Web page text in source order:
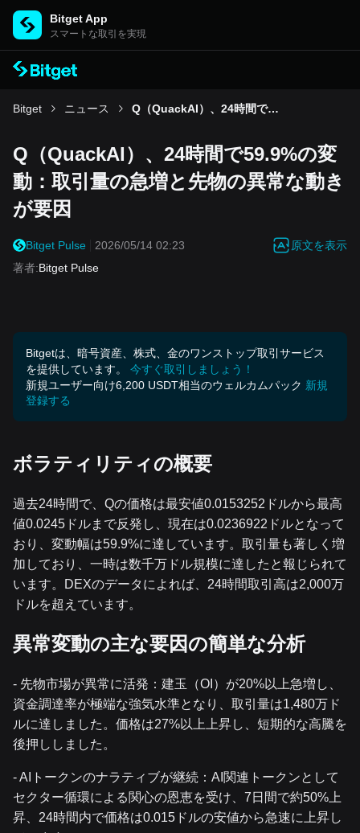
Bitget App
スマートな取引を実現
Bitget ニュース Q（QuackAI）、24時間で59.9%の変動：取引量の急増と先物の異常な動きが要因
Q（QuackAI）、24時間で59.9%の変
動：取引量の急増と先物の異常な動き
が要因
Bitget Pulse 2026/05/14 02:23
原文を表示
著者:Bitget Pulse
Bitgetは、暗号資産、株式、金のワンストップ取引サービス
を提供しています。
今すぐ取引しましょう！
新規ユーザー向け6,200 USDT相当のウェルカムパック 新規
登録する
ボラティリティの概要
過去24時間で、Qの価格は最安値0.0153252ドルから最高
値0.0245ドルまで反発し、現在は0.0236922ドルとなって
おり、変動幅は59.9%に達しています。取引量も著しく増
加しており、一時は数千万ドル規模に達したと報じられて
います。DEXのデータによれば、24時間取引高は2,000万
ドルを超えています。
異常変動の主な要因の簡単な分析
- 先物市場が異常に活発：建玉（OI）が20%以上急増し、
資金調達率が極端な強気水準となり、取引量は1,480万ド
ルに達しました。価格は27%以上上昇し、短期的な高騰を
後押ししました。
- AIトークンのナラティブが継続：AI関連トークンとして
セクター循環による関心の恩恵を受け、7日間で約50%上
昇、24時間内で価格は0.015ドルの安値から急速に上昇し